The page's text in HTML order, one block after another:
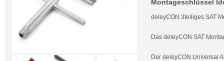
Montageschlüssel
deleyCON 3teiliges SAT
Das deleyCON SAT
Der deleyCON Universal